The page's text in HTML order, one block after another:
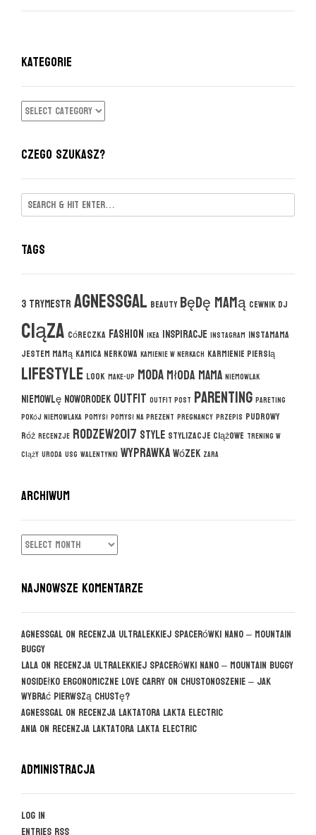
KATEGORIE
KATEGORIE
CZEGO SZUKASZ?
Tags
3 trymestragnessgal beauty będę mamą cewnik DJ
ciąza córeczka fashion ikea inspiracje instagram instamama
jestem mamą kamica nerkowa kamienie w nerkach karmienie piersią
lifestyle look make-up modamłoda mama niemowlak
niemowlęnoworodekoutfit outfit post parenting pareting
pokój niemowlaka pomysł pomysł na prezent pregnancy przepis pudrowy
róż recenzje rodzew2017 style stylizacje ciążowe trening w
ciąży uroda usg walentynki wyprawkawózek zara
ARCHIWUM
ARCHIWUM
NAJNOWSZE KOMENTARZE
agnessgal on Recenzja ultralekkiej spacerówki Nano – Mountain
Buggy
Lala on Recenzja ultralekkiej spacerówki Nano – Mountain Buggy
Nosidełko ergonomiczne Love Carry on CHUSTONOSZENIE – jak
wybrać pierwszą chustę?
agnessgal on Recenzja laktatora Lakta Electric
Ania on Recenzja laktatora Lakta Electric
Administracja
Log in